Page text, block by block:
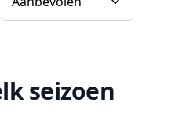
seizoen